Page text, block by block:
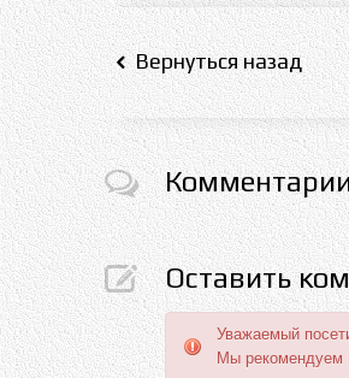
Вернуться назад
Оставить
Уважаемый
Мы рекомендуем